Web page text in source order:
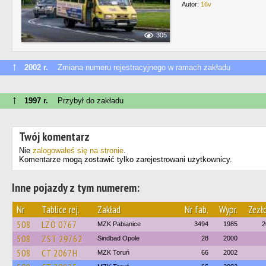
305
Autor: 16v
↑ 2002 r. Zmiana numeru rejestracyjnego w ramach zakładu
↑ 1997 r. Przybył do zakładu
Twój komentarz
Nie zalogowałeś się na stronie.
Komentarze mogą zostawić tylko zarejestrowani użytkownicy.
Inne pojazdy z tym numerem:
Nr Tablice rej. Zakład Nr fab. Wypr.
508 LZO 0767 MZK Pabianice 3494 1985
508 ZST 29762 Sindbad Opole 28 2000
508 CT 2067H MZK Toruń 66 2002